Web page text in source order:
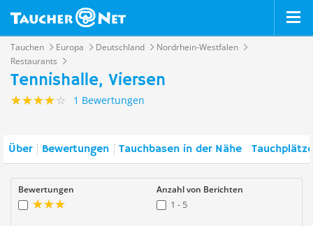
Tauchen Europa Deutschland
Nordrhein-Westfalen
Restaurants
Tennishalle, Viersen
1 Bewertungen
Über Bewertungen Tauchbasen in der Nähe
Bewertungen Anzahl von Berichten
1 - 5